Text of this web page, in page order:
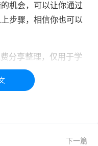
机会，可以让你通过
步骤，相信你也可以
分享整理，仅用于学
时处理！！！！
下一篇